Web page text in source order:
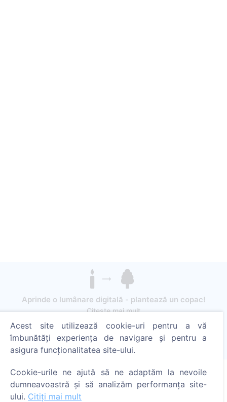
Aprinde o lumânare digitală - plantează un copac!
Citește mai mult
Copaci plantați
1396
Acest site utilizează cookie-uri pentru a vă
îmbunătăți experiența de navigare și pentru a
asigura funcționalitatea site-ului.
Cookie-urile ne ajută să ne adaptăm la nevoile
dumneavoastră și să analizăm performanța site-
ului. Citiți mai mult